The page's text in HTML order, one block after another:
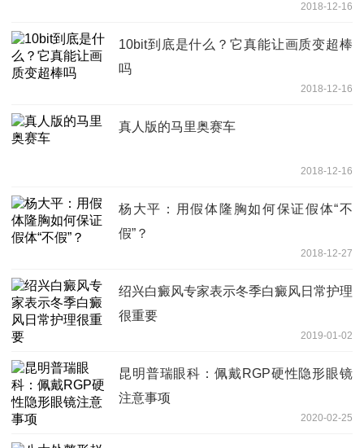
2018-12-16
10bit到底是什么？它真能让画质变超棒
吗
2018-12-16
真人版的马里奥赛车
2018-12-16
杨大平：用假体隆胸如何保证假体“不
假”？
2018-12-27
绍兴白癜风专家表示冬季白癜风日常护理
很重要
2019-01-02
昆明普瑞眼科：佩戴RGP硬性隐形眼镜
注意事项
2020-02-25